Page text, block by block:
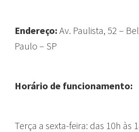
Endereço: Av. Paulista, 52 –
Paulo – SP
Horário de funcionamento:
Terça a sexta-feira: das 10h às